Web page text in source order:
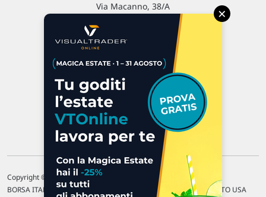
Via Macanno, 38/A
P.IVA 02 452 460 401
Chi siamo
Commenti e segnalazioni
Contattaci
Copyright © 1996-2026 Traderlink Italia s.r.l.
BORSA ITALIANA Quotazioni di borsa differite di 15 min. / MERCATO USA
×